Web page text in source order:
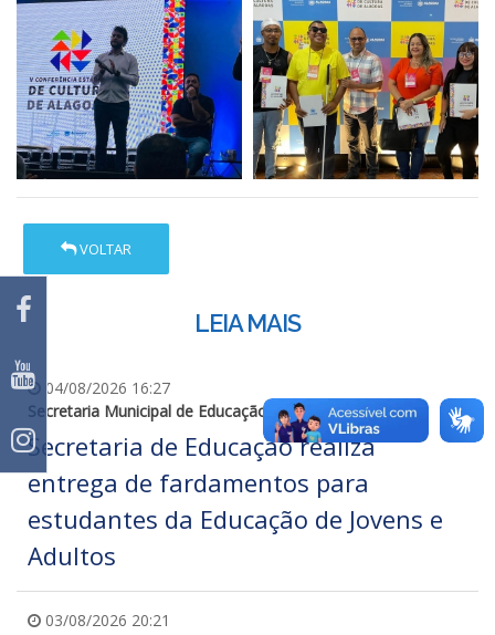
VOLTAR
LEIA MAIS
04/08/2026 16:27
Secretaria Municipal de Educação
Secretaria de Educação realiza
entrega de fardamentos para
estudantes da Educação de Jovens e
Adultos
03/08/2026 20:21